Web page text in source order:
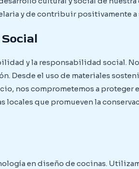
y de contribuir positivamente
y la responsabilidad social.
Desde el uso de materiales
nos comprometemos a proteger
locales que promueven la
en diseño de cocinas.